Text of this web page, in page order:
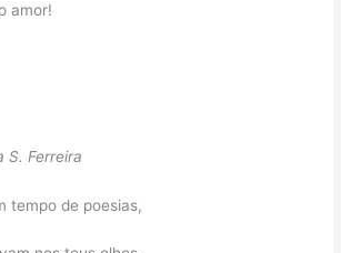
amor!
S. Ferreira
tempo de poesias,